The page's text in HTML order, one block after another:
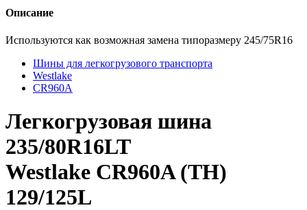
Описание
Используются как возможная замена типоразмеру 245/75R16
Шины для легкогрузового транспорта
Westlake
CR960A
Легкогрузовая шина
235/80R16LT
Westlake CR960A (TH)
129/125L